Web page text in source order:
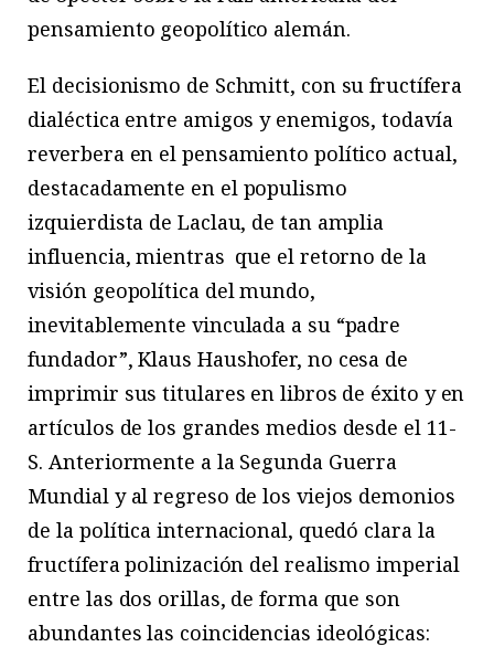
pensamiento geopolítico alemán.
El decisionismo de Schmitt, con su fructífera
dialéctica entre amigos y enemigos, todavía
reverbera en el pensamiento político actual,
destacadamente en el populismo
izquierdista de Laclau, de tan amplia
influencia, mientras que el retorno de la
visión geopolítica del mundo,
inevitablemente vinculada a su “padre
fundador”, Klaus Haushofer, no cesa de
imprimir sus titulares en libros de éxito y en
artículos de los grandes medios desde el 11-
S. Anteriormente a la Segunda Guerra
Mundial y al regreso de los viejos demonios
de la política internacional, quedó clara la
fructífera polinización del realismo imperial
entre las dos orillas, de forma que son
abundantes las coincidencias ideológicas: